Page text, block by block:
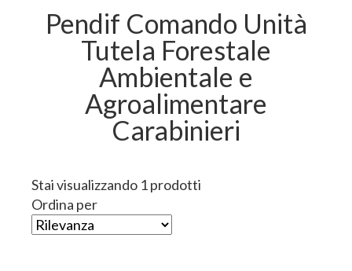
Pendif Comando Unità
Tutela Forestale
Ambientale e
Agroalimentare
Carabinieri
Stai visualizzando 1 prodotti
Ordina per